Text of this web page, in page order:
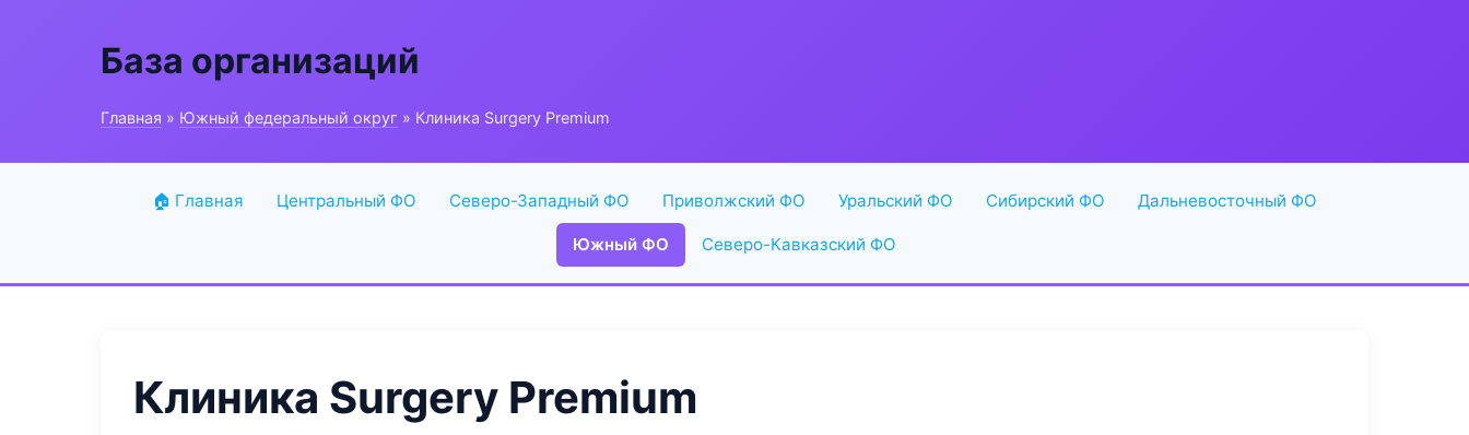
База организаций
Главная » Южный федеральный округ » Клиника Surgery Premium
🏠 Главная Центральный ФО Северо-Западный ФО Приволжский ФО Уральский ФО Сибирский ФО Дальневосточный ФО
Южный ФО Северо-Кавказский ФО
Клиника Surgery Premium